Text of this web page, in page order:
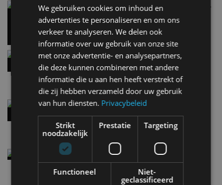
Carbon fibre op je laadkabel: nergens voor nodig,
en precies daarom geweldig
5 aug
Hennessey Blackbird krijgt atmosferische V8 en
handbak: soms is eenvoud leuker
Audi A2 e-Tron mikt op verbruik van 12,8 kWh
4 aug
Elektrische Geely E2 (tijdelijk) net zo goedkoop
als een Renault Twingo
4 aug
We gebruiken cookies om inhoud en
advertenties te personaliseren en om ons
verkeer te analyseren. We delen ook
informatie over uw gebruik van onze site
met onze advertentie- en analysepartners,
die deze kunnen combineren met andere
informatie die u aan hen heeft verstrekt of
die zij hebben verzameld door uw gebruik
van hun diensten. Privacybeleid
Strikt
noodzakelijk
Prestatie Targeting
Functioneel
Niet-
geclassificeerd